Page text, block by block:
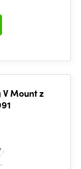
Mount z